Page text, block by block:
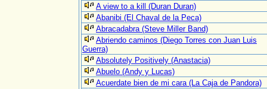
A view to a kill (Duran Duran)
Abanibi (El Chaval de la Peca)
Abracadabra (Steve Miller Band)
Abriendo caminos (Diego Torres con Juan Luis
Guerra)
Absolutely Positively (Anastacia)
Abuelo (Andy y Lucas)
Acuerdate bien de mi cara (La Caja de Pandora)